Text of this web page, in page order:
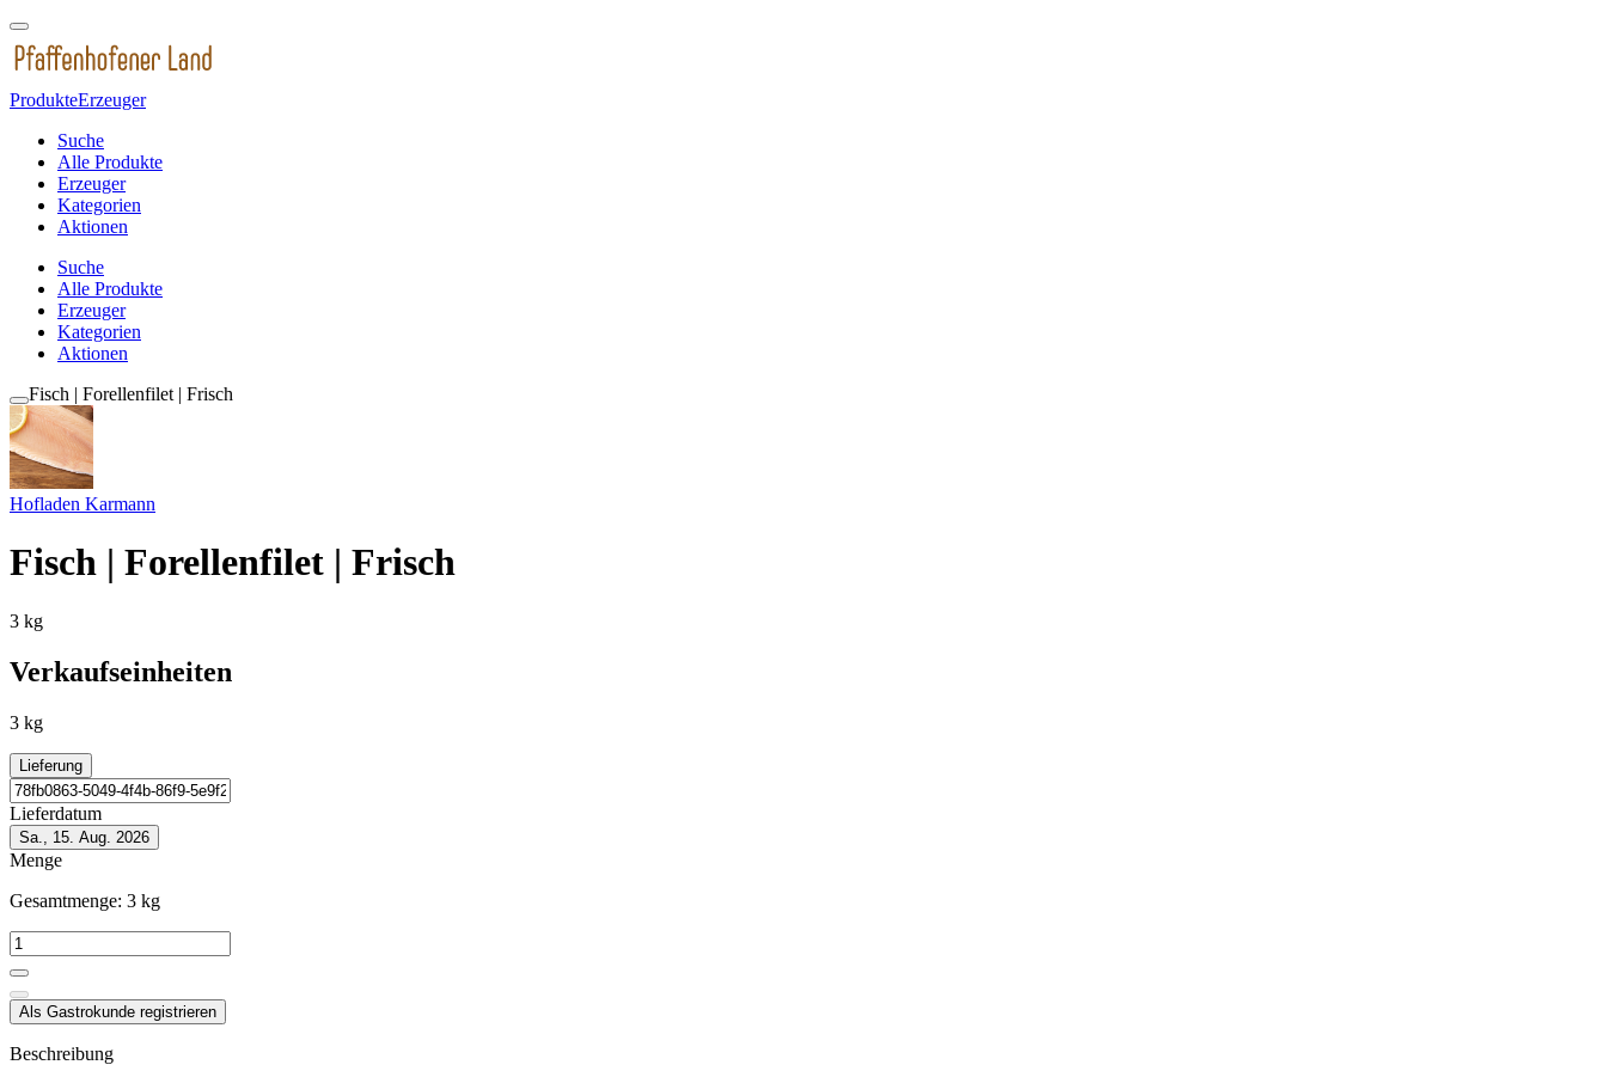
ProdukteErzeuger
Suche
Alle Produkte
Erzeuger
Kategorien
Aktionen
Suche
Alle Produkte
Erzeuger
Kategorien
Aktionen
Fisch | Forellenfilet | Frisch
Hofladen Karmann
Fisch | Forellenfilet | Frisch
3 kg
Verkaufseinheiten
3 kg
Lieferung
Lieferdatum
Sa., 15. Aug. 2026
Menge
Gesamtmenge: 3 kg
Als Gastrokunde registrieren
Beschreibung